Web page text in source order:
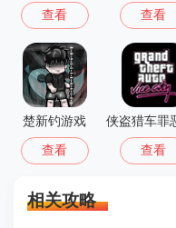
查看 查看
楚新钓游戏
查看 查看
相关攻略